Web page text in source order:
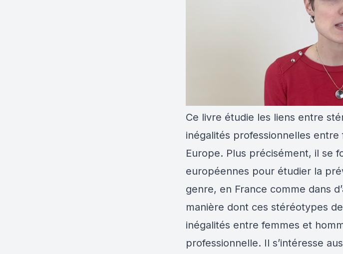
Ce livre étudie les liens entre
inégalités professionnelles
Europe. Plus précisément, il se
européennes pour étudier la
genre, en France comme dans
manière dont ces stéréotypes
inégalités entre femmes et
professionnelle. Il s’intéresse